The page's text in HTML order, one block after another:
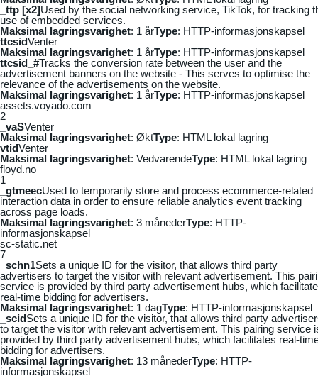
_ttp [x2]Used by the social networking service, TikTok, for tracking
use of embedded services.
Maksimal lagringsvarighet: 1 årType: HTTP-informasjonskapsel
ttcsidVenter
Maksimal lagringsvarighet: 1 årType: HTTP-informasjonskapsel
ttcsid_#Tracks the conversion rate between the user and the
advertisement banners on the website - This serves to optimise the
relevance of the advertisements on the website.
Maksimal lagringsvarighet: 1 årType: HTTP-informasjonskapsel
assets.voyado.com
2
_vaSVenter
Maksimal lagringsvarighet: ØktType: HTML lokal lagring
vtidVenter
Maksimal lagringsvarighet: VedvarendeType: HTML lokal lagring
floyd.no
1
_gtmeecUsed to temporarily store and process ecommerce-related
interaction data in order to ensure reliable analytics event tracking
across page loads.
Maksimal lagringsvarighet: 3 månederType: HTTP-
informasjonskapsel
sc-static.net
7
_schn1Sets a unique ID for the visitor, that allows third party
advertisers to target the visitor with relevant advertisement. This
service is provided by third party advertisement hubs, which
real-time bidding for advertisers.
Maksimal lagringsvarighet: 1 dagType: HTTP-informasjonskapsel
_scidSets a unique ID for the visitor, that allows third party
to target the visitor with relevant advertisement. This pairing service
provided by third party advertisement hubs, which facilitates real-
bidding for advertisers.
Maksimal lagringsvarighet: 13 månederType: HTTP-
informasjonskapsel